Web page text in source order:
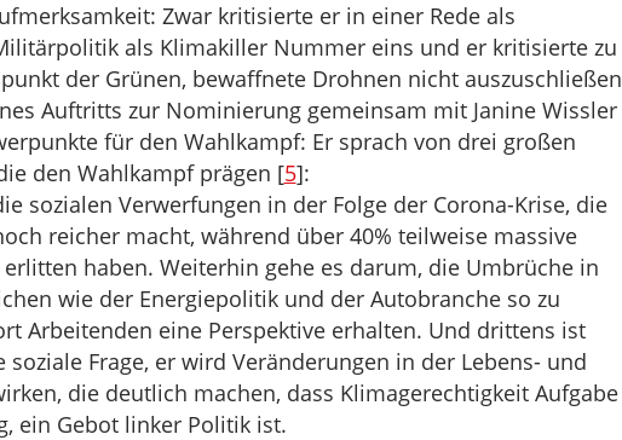
Zwar kritisierte er in einer Rede als
als Klimakiller Nummer eins und er kritisierte zu
der Grünen, bewaffnete Drohnen nicht auszuschließen
Auftritts zur Nominierung gemeinsam mit Janine Wissler
für den Wahlkampf: Er sprach von drei großen
den Wahlkampf prägen [5]:
sozialen Verwerfungen in der Folge der Corona-Krise, die
reicher macht, während über 40% teilweise massive
haben. Weiterhin gehe es darum, die Umbrüche in
wie der Energiepolitik und der Autobranche so zu
Arbeitenden eine Perspektive erhalten. Und drittens ist
Frage, er wird Veränderungen in der Lebens- und
die deutlich machen, dass Klimagerechtigkeit Aufgabe
ein Gebot linker Politik ist.